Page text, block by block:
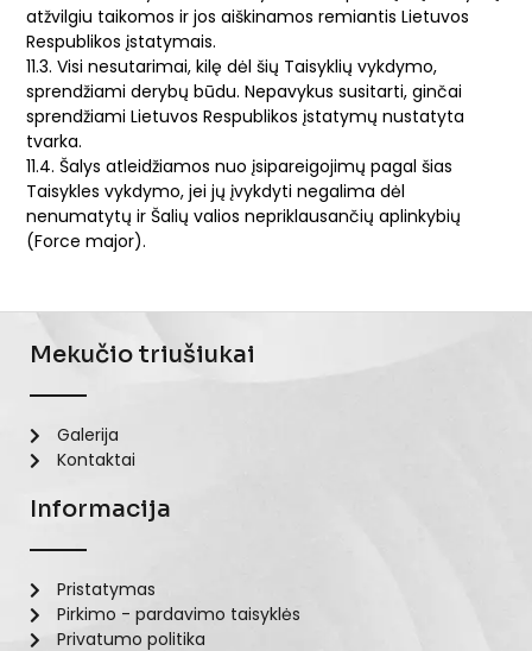
atžvilgiu taikomos ir jos aiškinamos remiantis Lietuvos
Respublikos įstatymais.
11.3. Visi nesutarimai, kilę dėl šių Taisyklių vykdymo,
sprendžiami derybų būdu. Nepavykus susitarti, ginčai
sprendžiami Lietuvos Respublikos įstatymų nustatyta
tvarka.
11.4. Šalys atleidžiamos nuo įsipareigojimų pagal šias
Taisykles vykdymo, jei jų įvykdyti negalima dėl
nenumatytų ir Šalių valios nepriklausančių aplinkybių
(Force major).
Mekučio triušiukai
Galerija
Kontaktai
Informacija
Pristatymas
Pirkimo - pardavimo taisyklės
Privatumo politika